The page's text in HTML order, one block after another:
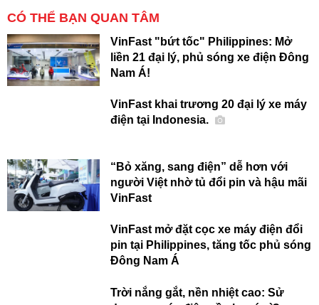
CÓ THỂ BẠN QUAN TÂM
VinFast "bứt tốc" Philippines: Mở
liền 21 đại lý, phủ sóng xe điện Đông
Nam Á!
VinFast khai trương 20 đại lý xe máy
điện tại Indonesia.
“Bỏ xăng, sang điện” dễ hơn với
người Việt nhờ tủ đổi pin và hậu mãi
VinFast
VinFast mở đặt cọc xe máy điện đổi
pin tại Philippines, tăng tốc phủ sóng
Đông Nam Á
Trời nắng gắt, nền nhiệt cao: Sử